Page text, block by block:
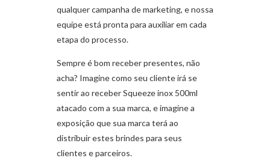
qualquer campanha de marketing, e nossa
equipe está pronta para auxiliar em cada
etapa do processo.
Sempre é bom receber presentes, não
acha? Imagine como seu cliente irá se
sentir ao receber Squeeze inox 500ml
atacado com a sua marca, e imagine a
exposição que sua marca terá ao
distribuir estes brindes para seus
clientes e parceiros.